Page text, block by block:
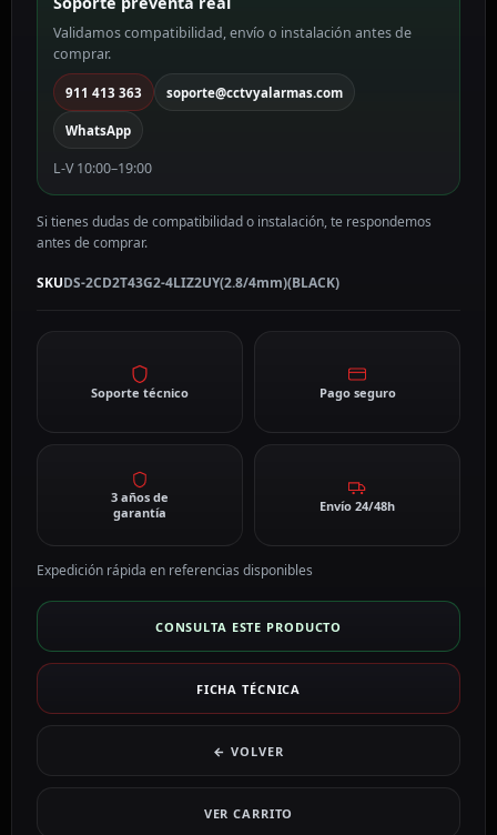
Dos
lentes
en
una
2.8/4
mm,
PoE
DS-
4LIZ2UY(2.8/4mm)
cantidad
Validamos compatibilidad, envío o instalación antes de
comprar.
911 413 363 soporte@cctvyalarmas.com
WhatsApp
L-V 10:00–19:00
Si tienes dudas de compatibilidad o instalación, te respondemos
antes de comprar.
SKUDS-2CD2T43G2-4LIZ2UY(2.8/4mm)(BLACK)
Soporte técnico Pago seguro
3 años de
garantía
Envío 24/48h
Expedición rápida en referencias disponibles
CONSULTA ESTE PRODUCTO
FICHA TÉCNICA
← VOLVER
VER CARRITO